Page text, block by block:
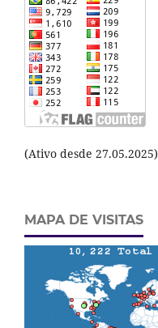
(Ativo desde 27.05.2025)
MAPA DE VISITAS